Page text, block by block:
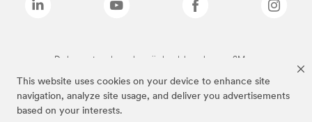
This website uses cookies on your device to enhance site
navigation, analyze site usage, and deliver you advertisements
based on your interests.
De bovenstaande merken zijn handelsmerken van 3M.we